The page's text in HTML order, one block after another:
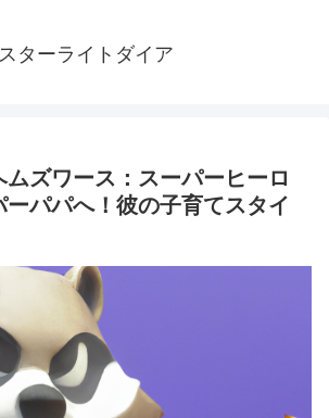
スターライトダイア
ムズワース：スーパーヒーロ
ーパパへ！彼の子育てスタイ